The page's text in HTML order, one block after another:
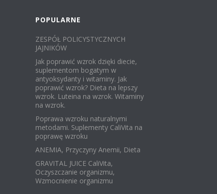
POPULARNE
ZESPÓŁ POLICYSTYCZNYCH
JAJNIKÓW
Jak poprawić wzrok dzięki diecie,
suplementom bogatym w
antyoksydanty i witaminy. Jak
poprawić wzrok? Dieta na lepszy
wzrok. Luteina na wzrok. Witaminy
na wzrok.
Poprawa wzroku naturalnymi
metodami. Suplementy CaliVita na
poprawę wzroku
ANEMIA, Przyczyny Anemii, Dieta
GRAVITAL JUICE CaliVita,
Oczyszczanie organizmu,
Wzmocnienie organizmu